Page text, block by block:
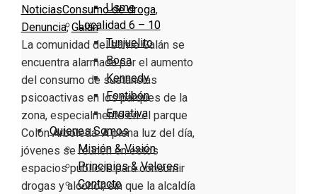
Usme
Localidad 6 – 10
Tunjuelito
Bosa
Kennedy
Fontibón
Engativa
Quienes Somos
Misión & Visión
Principios & Valores
Contacto
NoticiasConsumo de droga,
Denuncia,Galán
La comunidad del barrio Galán se
encuentra alarmada por el aumento
del consumo de sustancias
psicoactivas en los parques de la
zona, especialmente en el parque
Colón Arboleda. A plena luz del día,
jóvenes se reúnen en estos
espacios públicos para consumir
drogas y alcohol, sin que la alcaldía